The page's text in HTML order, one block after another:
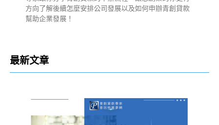
方向了解後續怎麼安排公司發展以及如何申辦青創貸款
幫助企業發展！
最新文章